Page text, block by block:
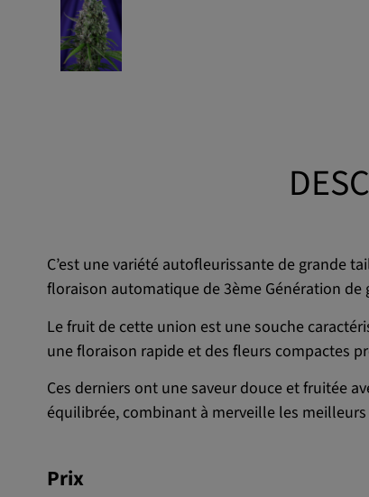
C’est une variété autofleurissante de grande
floraison automatique de 3ème Génération de
Le fruit de cette union est une souche
une floraison rapide et des fleurs compactes
Ces derniers ont une saveur douce et fruitée
équilibrée, combinant à merveille les
Prix